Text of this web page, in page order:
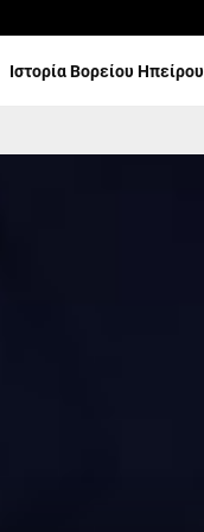
Ιστορία Βορείου Ηπείρου